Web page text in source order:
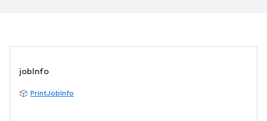
jobInfo
PrintJobInfo